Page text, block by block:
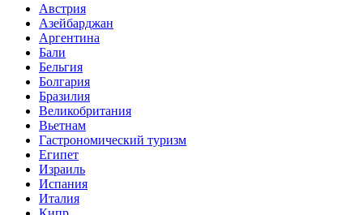
Австрия
Азейбарджан
Аргентина
Бали
Бельгия
Болгария
Бразилия
Великобритания
Вьетнам
Гастрономический туризм
Египет
Израиль
Испания
Италия